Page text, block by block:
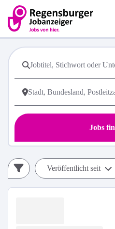
Jobs
Veröffentlicht seit